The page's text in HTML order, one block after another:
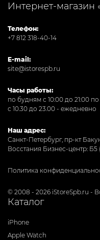
Интернет-магазин
Телефон:
+7 812 318-40-14
E-mail:
site@istorespb.ru
Часы работы:
по будням с 10:00 до 21:00
с 10.30 до 23.00 - ежедневно
Наш адрес:
Санкт-Петербург, пр-кт
Восстания Бизнес-центр:
Политика
© 2008 - 2026 iStoreSpb.ru -
Каталог
iPhone
Apple Watch